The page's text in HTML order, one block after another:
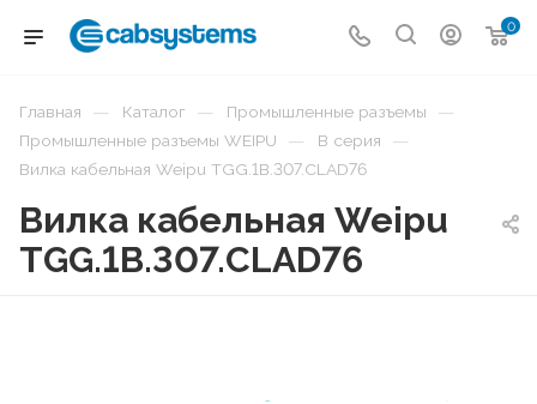
0
Главная — Каталог — Промышленные разъемы —
Промышленные разъемы WEIPU — B серия —
Вилка кабельная Weipu TGG.1B.307.CLAD76
Вилка кабельная Weipu
TGG.1B.307.CLAD76